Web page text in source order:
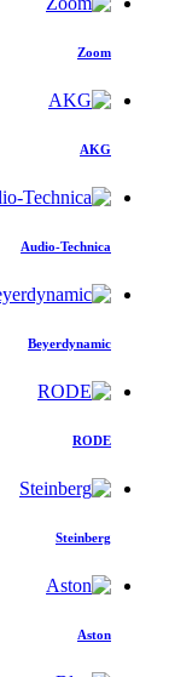
Zoom
AKG
Audio-Technica
Beyerdynamic
RODE
Steinberg
Aston